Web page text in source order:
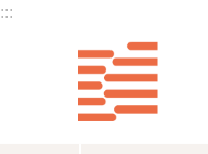
:::